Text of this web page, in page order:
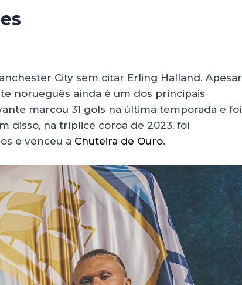
City sem citar Erling Halland. Apesar
norueguês ainda é um dos principais
marcou 31 gols na última temporada e foi
disso, na tríplice coroa de 2023, foi
e venceu a Chuteira de Ouro.